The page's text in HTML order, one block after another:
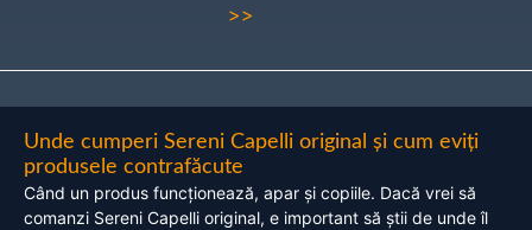
>>
Unde cumperi Sereni Capelli original și cum eviți
produsele contrafăcute
Când un produs funcționează, apar și copiile. Dacă vrei să
comanzi Sereni Capelli original, e important să știi de unde îl